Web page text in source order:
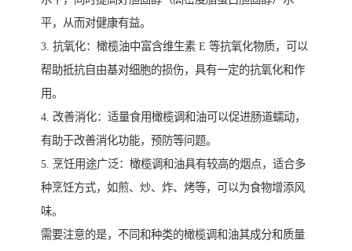
平，从而对健康有益。
3. 抗氧化：橄榄油中富含维生素 E 等抗氧化物质，可以
帮助抵抗自由基对细胞的损伤，具有一定的抗氧化和作
用。
4. 改善消化：适量食用橄榄调和油可以促进肠道蠕动，
有助于改善消化功能，预防等问题。
5. 烹饪用途广泛：橄榄调和油具有较高的烟点，适合多
种烹饪方式，如煎、炒、炸、烤等，可以为食物增添风
味。
需要注意的是，不同和种类的橄榄调和油其成分和质量